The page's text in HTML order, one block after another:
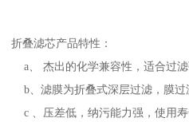
折叠滤芯产品特性：
a、 杰出的化学兼容性，适合
b、滤膜为折叠式深层过滤，
c 、压差低，纳污能力强，使